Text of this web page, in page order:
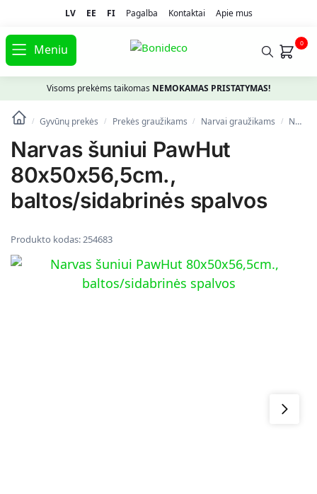
LV EE FI Pagalba Kontaktai Apie mus
Meniu 0
Visoms prekėms taikomas NEMOKAMAS PRISTATYMAS!
/ Gyvūnų prekės / Prekės graužikams / Narvai graužikams / Narvas šuniui PawHut 80x50x56,5cm., baltos/sidabrinės spalvos
Narvas šuniui PawHut
80x50x56,5cm.,
baltos/sidabrinės spalvos
Produkto kodas:254683